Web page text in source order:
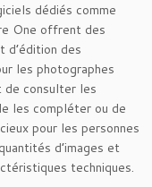
dédiés comme
One offrent des
d’édition des
les photographes
de consulter les
les compléter ou de
pour les personnes
d’images et
techniques.